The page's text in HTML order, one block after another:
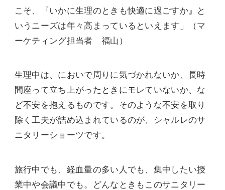
こそ、『いかに生理のときも快適に過ごすか』と
いうニーズは年々高まっているといえます」（マ
ーケティング担当者 福山）
生理中は、においで周りに気づかれないか、長時
間座って立ち上がったときにモレていないか、な
ど不安を抱えるものです。そのような不安を取り
除く工夫が詰め込まれているのが、シャルレのサ
ニタリーショーツです。
旅行中でも、経血量の多い人でも、集中したい授
業中や会議中でも。どんなときもこのサニタリー